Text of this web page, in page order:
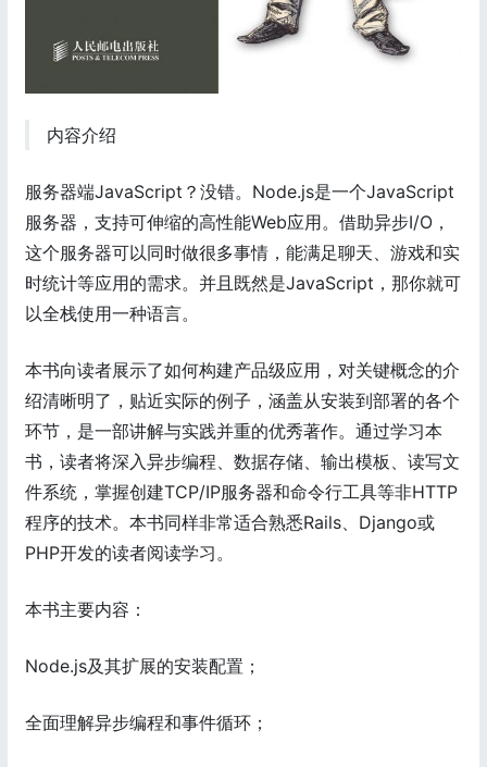
内容介绍
服务器端JavaScript？没错。Node.js是一个JavaScript
服务器，支持可伸缩的高性能Web应用。借助异步I/O，
这个服务器可以同时做很多事情，能满足聊天、游戏和实
时统计等应用的需求。并且既然是JavaScript，那你就可
以全栈使用一种语言。
本书向读者展示了如何构建产品级应用，对关键概念的介
绍清晰明了，贴近实际的例子，涵盖从安装到部署的各个
环节，是一部讲解与实践并重的优秀著作。通过学习本
书，读者将深入异步编程、数据存储、输出模板、读写文
件系统，掌握创建TCP/IP服务器和命令行工具等非HTTP
程序的技术。本书同样非常适合熟悉Rails、Django或
PHP开发的读者阅读学习。
本书主要内容：
Node.js及其扩展的安装配置；
全面理解异步编程和事件循环；